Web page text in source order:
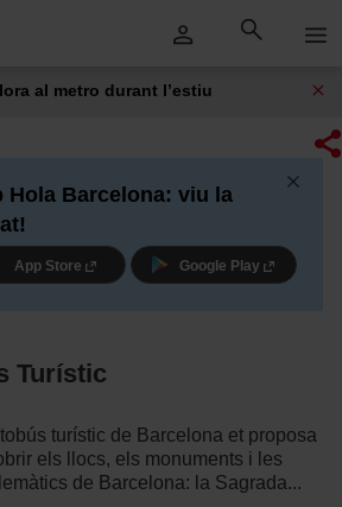
al metro durant l’estiu
Hola Barcelona: viu la
App Store Google Play
Turístic
turístic de Barcelona et proposa
els llocs, els monuments i les
de Barcelona: la Sagrada...